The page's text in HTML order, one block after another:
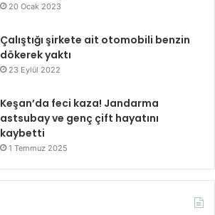
20 Ocak 2023
Çalıştığı şirkete ait otomobili benzin
dökerek yaktı
23 Eylül 2022
Keşan’da feci kaza! Jandarma
astsubay ve genç çift hayatını
kaybetti
1 Temmuz 2025